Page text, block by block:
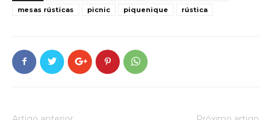
mesas rústicas
picnic piquenique rústica